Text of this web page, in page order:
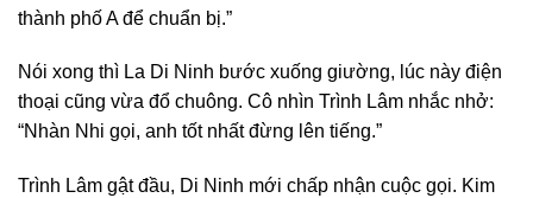
thành phố A để chuẩn bị.”
Nói xong thì La Di Ninh bước xuống giường, lúc này điện
thoại cũng vừa đổ chuông. Cô nhìn Trình Lâm nhắc nhở:
“Nhàn Nhi gọi, anh tốt nhất đừng lên tiếng.”
Trình Lâm gật đầu, Di Ninh mới chấp nhận cuộc gọi. Kim